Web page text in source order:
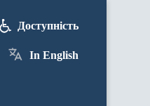
Доступність
In English